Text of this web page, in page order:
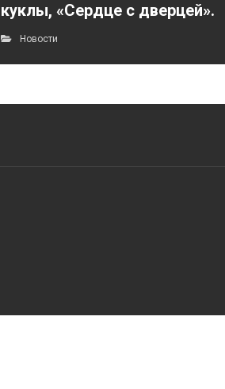
куклы, «Сердце с дверцей».
Новости